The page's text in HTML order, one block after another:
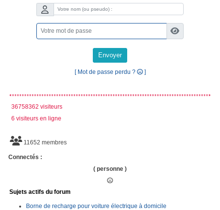
Envoyer
[ Mot de passe perdu ? ]
36758362 visiteurs
6 visiteurs en ligne
11652 membres
Connectés :
( personne )
Sujets actifs du forum
Borne de recharge pour voiture électrique à domicile